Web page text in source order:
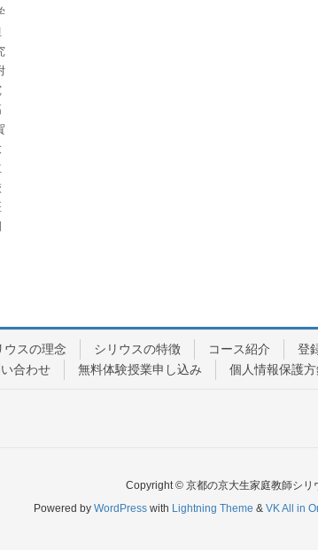
ウスの理念 シリウスの特徴 コース紹介 登
合わせ 無料体験授業申し込み 個人情報保護
Copyright © 京都の京大生家庭教師シリ
Powered by WordPress with Lightning Theme & VK All in